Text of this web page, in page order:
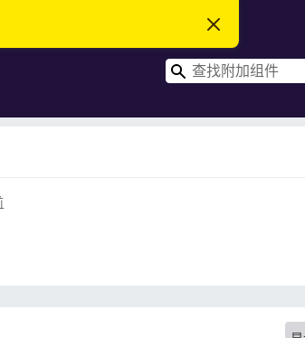
忽
此
通
知
搜